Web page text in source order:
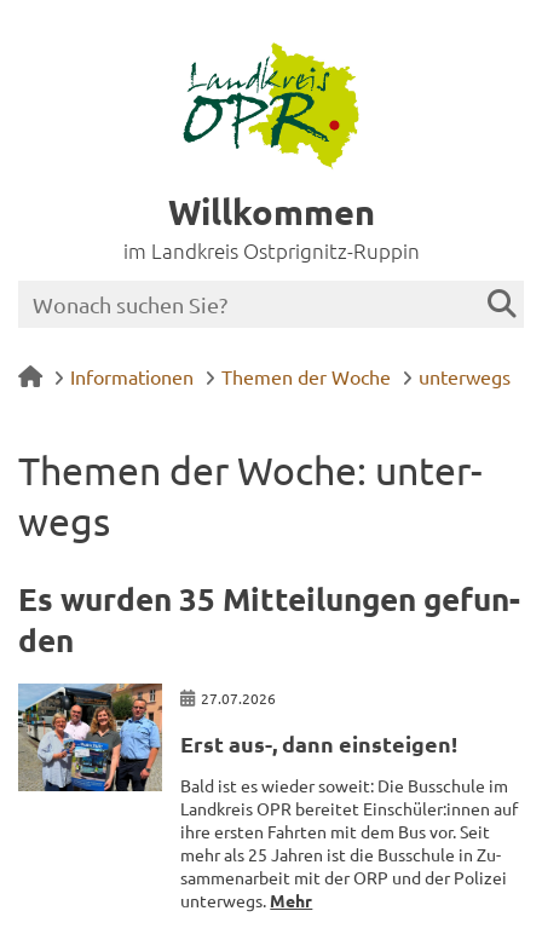
Willkommen
im Landkreis Ostprignitz-Ruppin
Informationen Themen der Woche unterwegs
The­men der Woche: un­ter­
wegs
Es wur­den 35 Mit­tei­lun­gen ge­fun­
den
27.07.2026
Erst aus-, dann ein­stei­gen!
Bald ist es wie­der so­weit: Die Bus­schu­le im
Land­kreis OPR be­rei­tet Ein­schü­ler:innen auf
ihre ers­ten Fahr­ten mit dem Bus vor. Seit
mehr als 25 Jah­ren ist die Bus­schu­le in Zu­
sam­men­ar­beit mit der ORP und der Po­li­zei
un­ter­wegs. Mehr